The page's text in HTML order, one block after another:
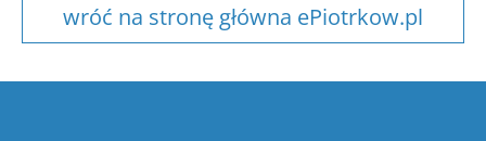
wróć na stronę główna ePiotrkow.pl